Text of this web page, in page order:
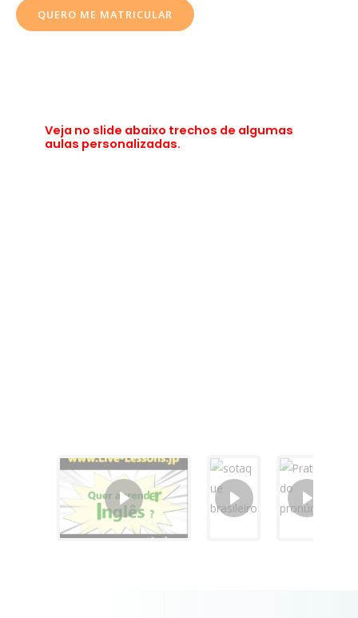
QUERO ME MATRICULAR
Veja no slide abaixo trechos de algumas
aulas personalizadas.